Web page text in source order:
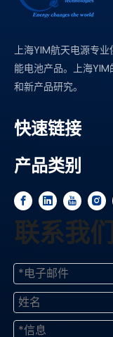
上海YIM航天电源专
能电池产品。上海
和新产品研究。
快速链接
产品类别
联系我们